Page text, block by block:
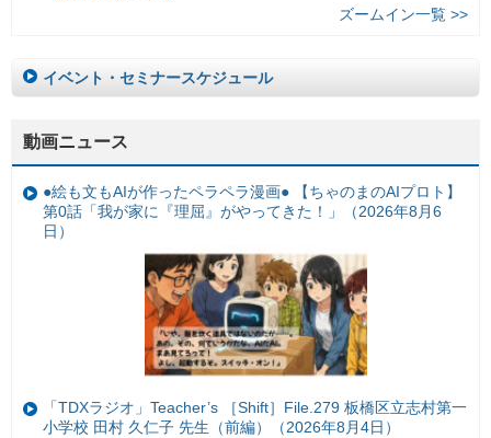
ズームイン一覧 >>
イベント・セミナースケジュール
動画ニュース
●絵も文もAIが作ったペラペラ漫画● 【ちゃのまのAIプロト】
第0話「我が家に『理屈』がやってきた！」（2026年8月6
日）
「TDXラジオ」Teacher’s ［Shift］File.279 板橋区立志村第一
小学校 田村 久仁子 先生（前編）（2026年8月4日）